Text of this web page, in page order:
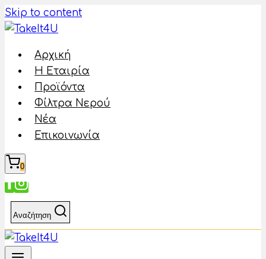
Skip to content
Αρχική
Η Εταιρία
Προϊόντα
Φίλτρα Νερού
Νέα
Επικοινωνία
0
Αναζήτηση